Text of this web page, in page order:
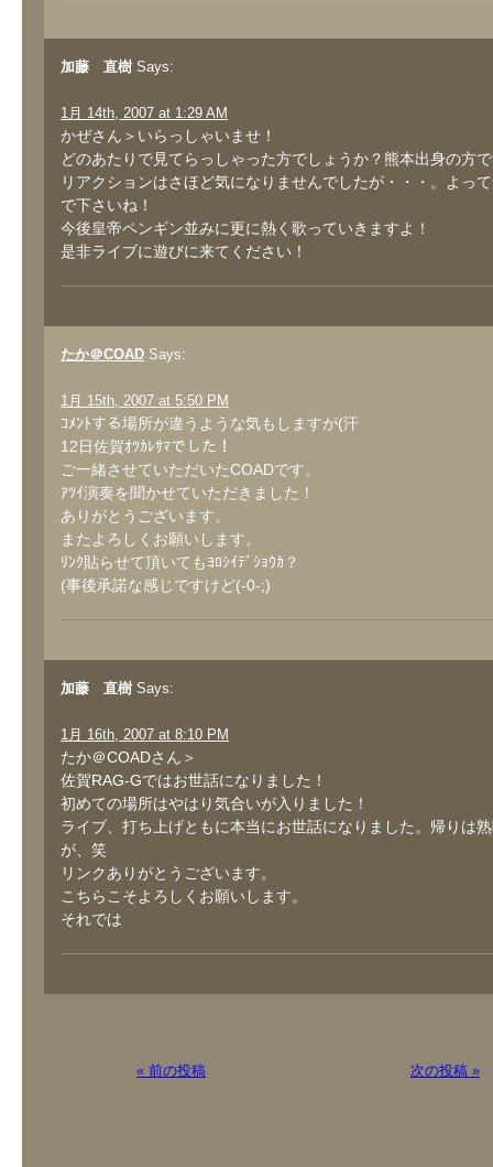
加藤 直樹 Says:
1月 14th, 2007 at 1:29 AM
かぜさん＞いらっしゃいませ！
どのあたりで見てらっしゃった方でしょうか？熊本出身の方
リアクションはさほど気になりませんでしたが・・・。よっ
で下さいね！
今後皇帝ペンギン並みに更に熱く歌っていきますよ！
是非ライブに遊びに来てください！
たか＠COAD Says:
1月 15th, 2007 at 5:50 PM
ｺﾒﾝﾄする場所が違うような気もしますが(汗
12日佐賀ｵﾂｶﾚｻﾏでした！
ご一緒させていただいたCOADです。
ｱﾂｲ演奏を聞かせていただきました！
ありがとうございます。
またよろしくお願いします。
ﾘﾝｸ貼らせて頂いてもﾖﾛｼｲﾃﾞｼｮｳｶ？
(事後承諾な感じですけど(-0-;)
加藤 直樹 Says:
1月 16th, 2007 at 8:10 PM
たか＠COADさん＞
佐賀RAG-Gではお世話になりました！
初めての場所はやはり気合いが入りました！
ライブ、打ち上げともに本当にお世話になりました。帰りは
が、笑
リンクありがとうございます。
こちらこそよろしくお願いします。
それでは
« 前の投稿 次の投稿 »